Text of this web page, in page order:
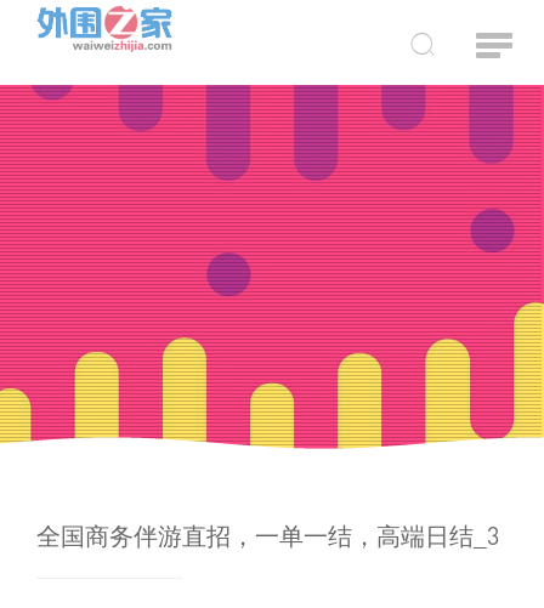

全国商务伴游直招，一单一结，高端日结_3